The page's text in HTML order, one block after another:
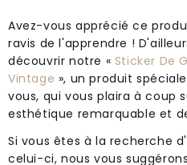
Avez-vous apprécié ce
ravis de l'apprendre !
découvrir notre « Sticker De
Vintage », un produit
vous, qui vous plaira à coup
esthétique remarquable et
Si vous êtes à la recherche
celui-ci, nous vous